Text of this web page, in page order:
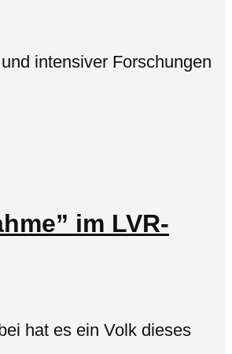
intensiver Forschungen
im LVR-
hat es ein Volk dieses